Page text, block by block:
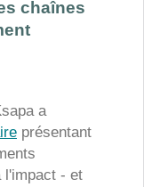
chaînes
a
présentant
l'impact - et